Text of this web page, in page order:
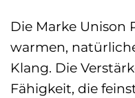
Die Marke Unison
warmen,
Klang. Die
Fähigkeit, die